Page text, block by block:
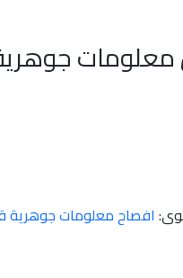
افصاح معلومات جوهرية